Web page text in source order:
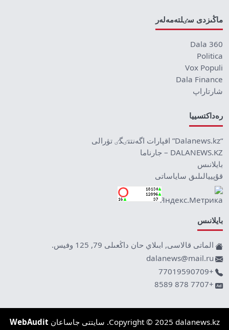
ماڭىزدى سٸلتەمەلەر
Dala 360
Politica
Vox Populi
Dala Finance
شارتاراپ
رەداكتسييا
“Dalanews.kz” اقپارات اگەنتتٸگٸ تۋرالى
DALANEWS.KZ – جارناما
بايلانىس
قۇپييالىلىق ساياساتى
بايلانىس
الماتى قالاسى, ابىلاي حان داڭعىلى 79, 125 وفيس.
dalanews@mail.ru
+77019590709
+7707 878 8589
Copyright © 2025 dalanews.kz. سايتتى جاساعان WebAudit